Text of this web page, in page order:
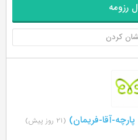
رزومه
کردن
پارچه-آقا-فریمان) (۲۱ روز پیش)